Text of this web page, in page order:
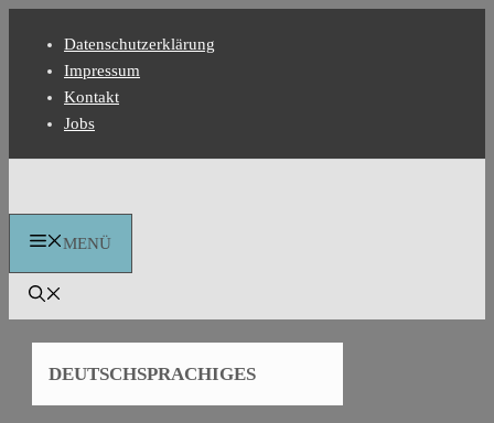
springen
Datenschutzerklärung
Impressum
Kontakt
Jobs
MENÜ
DEUTSCHSPRACHIGES